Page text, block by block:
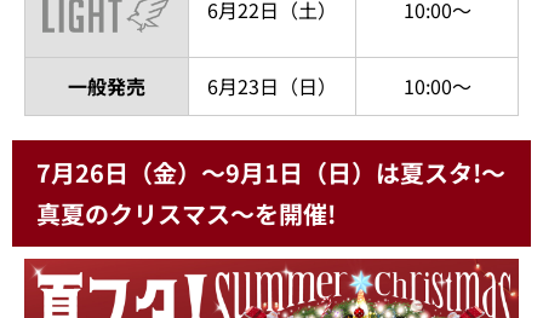
6月22日（土） 10:00～
一般発売 6月23日（日） 10:00～
7月26日（金）～9月1日（日）は夏スタ!～
真夏のクリスマス～を開催!